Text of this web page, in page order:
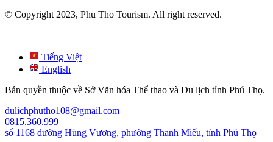
© Copyright 2023, Phu Tho Tourism. All right reserved.
Tiếng Việt
English
Bản quyền thuộc về Sở Văn hóa Thể thao và Du lịch tỉnh Phú Thọ.
dulichphutho108@gmail.com
0815.360.999
số 1168 đường Hùng Vương, phường Thanh Miếu, tỉnh Phú Thọ